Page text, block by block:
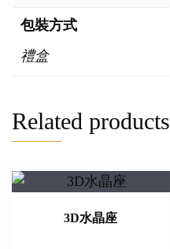
包裝方式
禮盒
Related products
3D水晶座